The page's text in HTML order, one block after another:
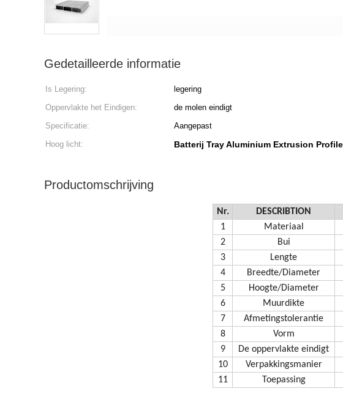
Gedetailleerde informatie
Is Legering: legering
Oppervlakte het Eindigen:
de molen eindigt
Specificatie:
Aangepast
Hoog licht:
Batterij Tray Aluminium Extrusion
Productomschrijving
Nr. DESCRIBTION
1
Materiaal
2
Bui
3
Lengte
4
Breedte/Diameter
5
Hoogte/Diameter
6
Muurdikte
7
Afmetingstolerantie
8
Vorm
9
De oppervlakte eindigt
10
Verpakkingsmanier
11
Toepassing